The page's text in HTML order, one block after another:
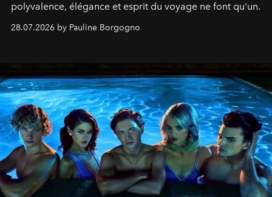
polyvalence, élégance et esprit du voyage ne font qu'un.
28.07.2026 by Pauline Borgogno